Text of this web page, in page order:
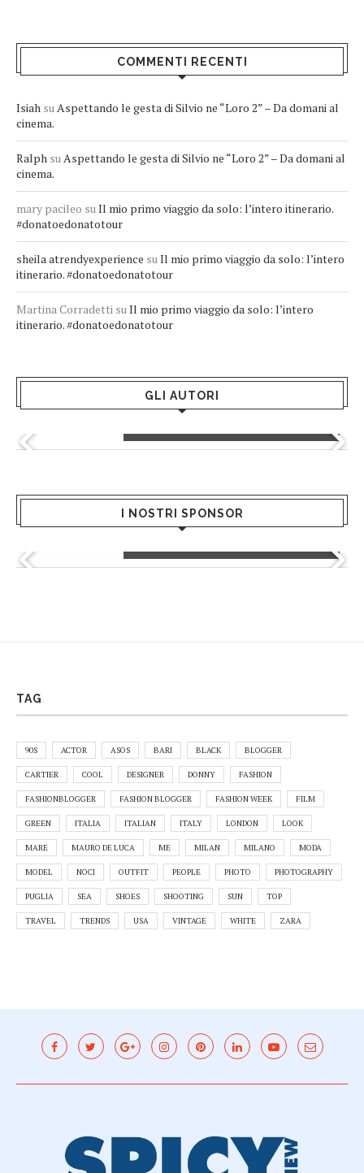
COMMENTI RECENTI
Isiah suAspettando le gesta di Silvio ne “Loro 2” – Da domani al
cinema.
Ralph suAspettando le gesta di Silvio ne “Loro 2” – Da domani al
cinema.
mary pacileo suIl mio primo viaggio da solo: l’intero itinerario.
#donatoedonatotour
sheila atrendyexperience suIl mio primo viaggio da solo: l’intero
itinerario. #donatoedonatotour
Martina Corradetti suIl mio primo viaggio da solo: l’intero
itinerario. #donatoedonatotour
GLI AUTORI
I NOSTRI SPONSOR
TAG
90S ACTOR ASOS BARI BLACK BLOGGER
CARTIER COOL DESIGNER DONNY FASHION
FASHIONBLOGGER FASHION BLOGGER FASHION WEEK FILM
GREEN ITALIA ITALIAN ITALY LONDON LOOK
MARE MAURO DE LUCA ME MILAN MILANO MODA
MODEL NOCI OUTFIT PEOPLE PHOTO PHOTOGRAPHY
PUGLIA SEA SHOES SHOOTING SUN TOP
TRAVEL TRENDS USA VINTAGE WHITE ZARA